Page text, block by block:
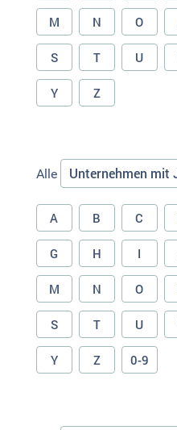
M N O
S T U
Y Z
Alle Unternehmen mit
A B C
G H I
M N O
S T U
Y Z 0-9